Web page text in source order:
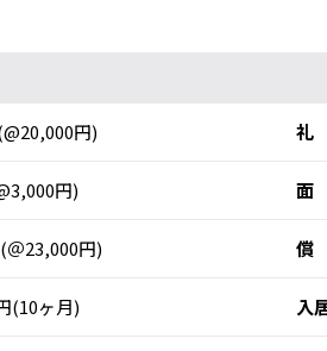
円) 礼
円) 面
＠23,000円) 償
(10ヶ月) 入